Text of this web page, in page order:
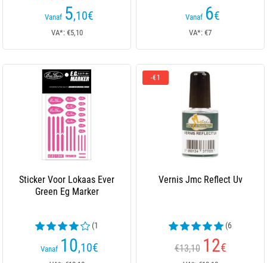
beoordelingen)
Vanaf 5,10€
VA*: €5,10
Vanaf 6€
VA*: €7
Sticker Voor Lokaas Ever
Green Eg Marker
(1
beoordelingen)
Vanaf 10,10€
-€1
Vernis Jmc Reflect Uv
(6
beoordelingen)
€13,10 12€